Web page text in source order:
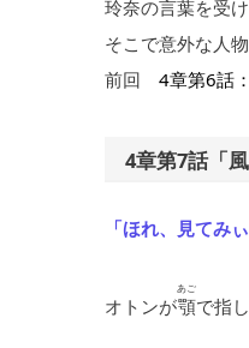
玲奈の言葉を受
そこで意外な人
前回 4章第6話
4章第7話「
「ほれ、見てみぃ
オトンが顎
あご
で指